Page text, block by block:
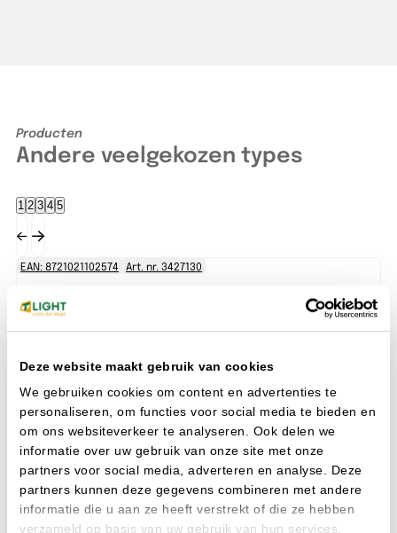
Deze website maakt gebruik van cookies
We gebruiken cookies om content en advertenties te
personaliseren, om functies voor social media te bieden en
om ons websiteverkeer te analyseren. Ook delen we
informatie over uw gebruik van onze site met onze
partners voor social media, adverteren en analyse. Deze
partners kunnen deze gegevens combineren met andere
informatie die u aan ze heeft verstrekt of die ze hebben
verzameld op basis van uw gebruik van hun services.
Producten
Andere veelgekozen types
1 2 3 4 5
EAN: 8721021102574 Art. nr. 3427130
CARINA CARINA EYE 300 20/25W 830/840+EM IP65 zwart